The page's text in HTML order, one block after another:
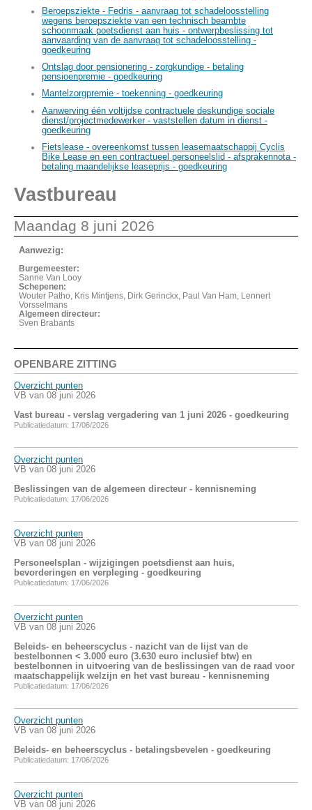
Beroepsziekte - Fedris - aanvraag tot schadeloosstelling
wegens beroepsziekte van een technisch beambte
schoonmaak poetsdienst aan huis - ontwerpbeslissing tot
aanvaarding van de aanvraag tot schadeloosstelling -
goedkeuring
Ontslag door pensionering - zorgkundige - betaling
pensioenpremie - goedkeuring
Mantelzorgpremie - toekenning - goedkeuring
Aanwerving één voltijdse contractuele deskundige sociale
dienst/projectmedewerker - vaststellen datum in dienst -
goedkeuring
Fietslease - overeenkomst tussen leasemaatschappij Cyclis
Bike Lease en een contractueel personeelslid - afsprakennota -
betaling maandelijkse leaseprijs - goedkeuring
Vastbureau
Maandag 8 juni 2026
Aanwezig:
Burgemeester:
Sanne Van Looy
Schepenen:
Wouter Patho, Kris Mintjens, Dirk Gerinckx, Paul Van Ham, Lennert
Vorsselmans
Algemeen directeur:
Sven Brabants
OPENBARE ZITTING
Overzicht punten
VB van 08 juni 2026
Vast bureau - verslag vergadering van 1 juni 2026 - goedkeuring
Publicatiedatum: 17/06/2026
Overzicht punten
VB van 08 juni 2026
Beslissingen van de algemeen directeur - kennisneming
Publicatiedatum: 17/06/2026
Overzicht punten
VB van 08 juni 2026
Personeelsplan - wijzigingen poetsdienst aan huis,
bevorderingen en verpleging - goedkeuring
Publicatiedatum: 17/06/2026
Overzicht punten
VB van 08 juni 2026
Beleids- en beheerscyclus - nazicht van de lijst van de
bestelbonnen < 3.000 euro (3.630 euro inclusief btw) en
bestelbonnen in uitvoering van de beslissingen van de raad voor
maatschappelijk welzijn en het vast bureau - kennisneming
Publicatiedatum: 17/06/2026
Overzicht punten
VB van 08 juni 2026
Beleids- en beheerscyclus - betalingsbevelen - goedkeuring
Publicatiedatum: 17/06/2026
Overzicht punten
VB van 08 juni 2026